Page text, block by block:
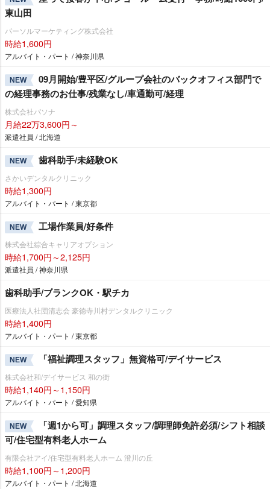
東山田
パーソルマーケティング株式会社
時給1,600円
アルバイト・パート / 神奈川県
NEW
09月開始/豊平区/グループ会社のバックオフィス部門で
の経理事務のお仕事/残業なし/車通勤可/経理
株式会社パソナ
月給22万3,600円～
派遣社員 / 北海道
NEW 歯科助手/未経験OK
さかいデンタルクリニック
時給1,300円
アルバイト・パート / 東京都
NEW 工場作業員/好条件
株式会社綜合キャリアオプション
時給1,700円～2,125円
派遣社員 / 神奈川県
歯科助手/ブランクOK・駅チカ
医療法人社団清志会 豪徳寺川村デンタルクリニック
時給1,400円
アルバイト・パート / 東京都
NEW 「福祉調理スタッフ」無資格可/デイサービス
株式会社和/デイサービス 和の街
時給1,140円～1,150円
アルバイト・パート / 愛知県
NEW
「週1から可」調理スタッフ/調理師免許必須/シフト相談
可/住宅型有料老人ホーム
有限会社アイ/住宅型有料老人ホーム 澄川の丘
時給1,100円～1,200円
アルバイト・パート / 北海道